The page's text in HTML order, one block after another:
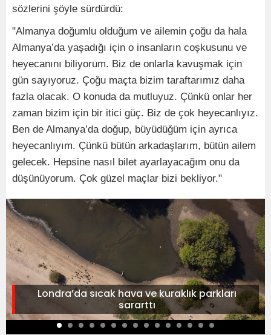
sözlerini şöyle sürdürdü:
"Almanya doğumlu olduğum ve ailemin çoğu da hala
Almanya’da yaşadığı için o insanların coşkusunu ve
heyecanını biliyorum. Biz de onlarla kavuşmak için
gün sayıyoruz. Çoğu maçta bizim taraftarımız daha
fazla olacak. O konuda da mutluyuz. Çünkü onlar her
zaman bizim için bir itici güç. Biz de çok heyecanlıyız.
Ben de Almanya’da doğup, büyüdüğüm için ayrıca
heyecanlıyım. Çünkü bütün arkadaşlarım, bütün ailem
gelecek. Hepsine nasıl bilet ayarlayacağım onu da
düşünüyorum. Çok güzel maçlar bizi bekliyor."
Londra’da sıcak hava ve kuraklık parkları
sararttı